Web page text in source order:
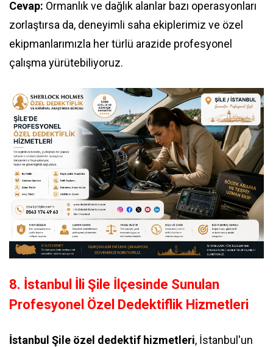
Cevap: Ormanlık ve dağlık alanlar bazı operasyonları
zorlaştırsa da, deneyimli saha ekiplerimiz ve özel
ekipmanlarımızla her türlü arazide profesyonel
çalışma yürütebiliyoruz.
8. İstanbul İli Şile İlçesinde Sunulan
Profesyonel Özel Dedektiflik Hizmetleri
İstanbul Şile özel dedektif hizmetleri, İstanbul'un